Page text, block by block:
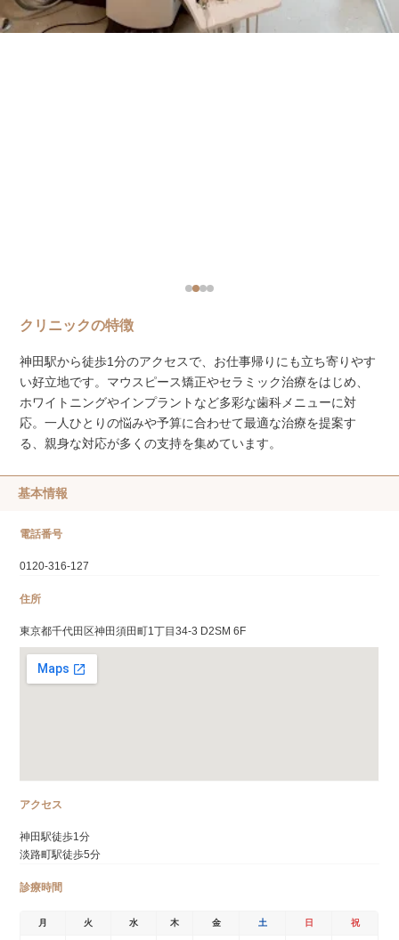
クリニックの特徴
神田駅から徒歩1分のアクセスで、お仕事帰りにも立ち寄りやす
い好立地です。マウスピース矯正やセラミック治療をはじめ、
ホワイトニングやインプラントなど多彩な歯科メニューに対
応。一人ひとりの悩みや予算に合わせて最適な治療を提案す
る、親身な対応が多くの支持を集めています。
基本情報
電話番号
0120-316-127
住所
東京都千代田区神田須田町1丁目34-3 D2SM 6F
アクセス
神田駅徒歩1分
淡路町駅徒歩5分
診療時間
月 火 水 木 金 土 日 祝